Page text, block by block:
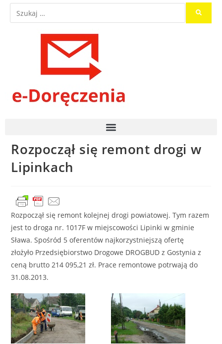
Rozpoczął się remont drogi w
Lipinkach
Rozpoczął się remont kolejnej drogi powiatowej. Tym razem
jest to droga nr. 1017F w miejscowości Lipinki w gminie
Sława. Spośród 5 oferentów najkorzystniejszą ofertę
złożyło Przedsiębiorstwo Drogowe DROGBUD z Gostynia z
ceną brutto 214 095,21 zł. Prace remontowe potrwają do
31.08.2013.